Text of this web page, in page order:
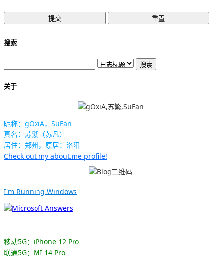
搜索
关于
昵称：gOxiA，SuFan
真名：苏繁（苏凡）
居住：郑州，原居：洛阳
Check out my about.me profile!
I'm Running Windows
移动5G：iPhone 12 Pro
联通5G：MI 14 Pro